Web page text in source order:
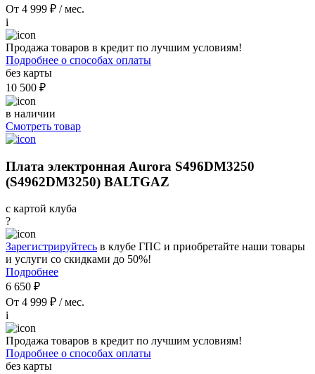
От 4 999 ₽ / мес.
i
Продажа товаров в кредит по лучшим условиям!
Подробнее о способах оплаты
без карты
10 500 ₽
в наличии
Смотреть товар
Плата электронная Aurora S496DM3250
(S4962DM3250) BALTGAZ
с картой клуба
?
Зарегистрируйтесь в клубе ГПС и приобретайте наши товары
и услуги со скидками до 50%!
Подробнее
6 650 ₽
От 4 999 ₽ / мес.
i
Продажа товаров в кредит по лучшим условиям!
Подробнее о способах оплаты
без карты